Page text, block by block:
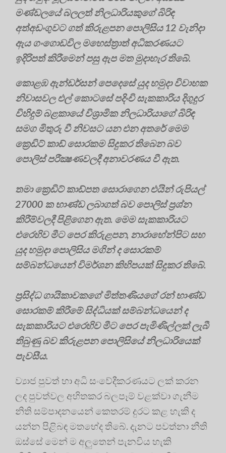
මණ්‌ඩලයේ බලලත් නිලධාරියකුගේ බිරිඳ
අත්අඩංගුවට ගත් කිරුළපන පොලිසිය 12 වැනිදා
ඇය ගංගොඩවිල මහෙස්‌ත්‍රාත් අධිකරණයට
ඉදිරිපත් කිරීමෙන් පසු ඇප මත මුදාහැර තිබේ.
කොළඹ ඇන්ඩර්සන් පෙදෙසේ යුද හමුදා විවාහක
නිවාසවල එල් කොටසේ පදිංචි සැකකාරිය දිගුදුර
විහිදුම් බළකායේ විශ්‍රාමික නිලධාරියාගේ බිරිඳ
සමග මිතුරු වී නිවසට යන එන අතරේ මෙම
ක්‍රෙඩිට්‌ කාඩ් සොරකම සිදුකර තිබෙන බව
පොලිස්‌ පරීක්‍ෂණවලදී අනාවරණය වී ඇත.
තමා ක්‍රෙඩිට්‌ කාඩ්පත සොරාගෙන එයින් රුපියල්
27000 ක භාණ්‌ඩ ලබාගත් බව පොලිස්‌ ප්‍රශ්න
කිරීම්වලදී පිළිගෙන ඇත. මෙම සැකකාරියට
එරෙහිව මීට පෙර කිරුළපන, නාරාහේන්පිට සහ
යුද හමුදා පොලිසිය මගින් ද සොරකම්
සම්බන්ධයෙන් විමර්ශන කිහිපයක්‌ සිදුකර තිබේ.
ප්‍රසිද්ධ ගායිකාවකගේ මිත්තණියගේ රන් භාණ්‌ඩ
සොරකම් කිරීමේ සිද්ධියක්‌ සම්බන්ධයෙන් ද
සැකකාරියට එරෙහිව මීට පෙර පැමිණිල්ලක්‌ ලැබී
තිබුණු බව කිරුළපන පොලිසියේ නිලධාරියෙක්‌
පැවසීය.
ව්‍යාජ පුවත් හා අධි සංවේදීකරණයට ලක් කරන
ලද පුවත්වල අහිතකර බලපෑම් වළක්වා ගැනීම
නිති සම්පාදනයෙන් කෙතරම් දුරට කළ හැකි ද
යන්න පිළිබඳ මතභේද තිබේ. දැනට පවත්නා නීති
ඔස්සේ මෙන් ම අලුතෙන් පැනවිය හැකි